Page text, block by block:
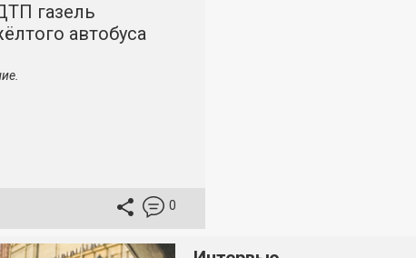
газель
автобуса
0